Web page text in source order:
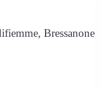
Bressanone